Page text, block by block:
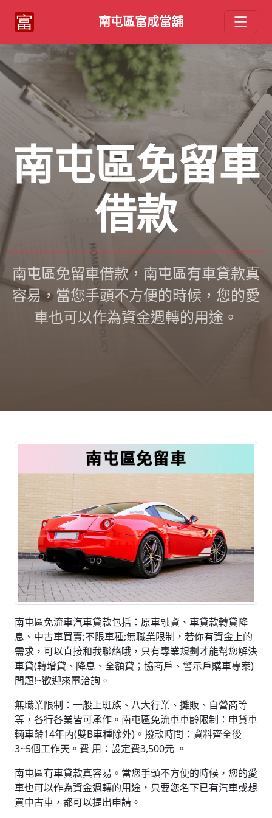
南屯區富成當舖
南屯區免留車
借款
南屯區免留車借款，南屯區有車貸款真
容易，當您手頭不方便的時候，您的愛
車也可以作為資金週轉的用途。
南屯區免流車汽車貸款包括：原車融資、車貸款轉貸降
息、中古車買賣;不限車種;無職業限制，若你有資金上的
需求，可以直接和我聯絡哦，只有專業規劃才能幫您解決
車貸(轉增貸、降息、全額貸；協商戶、警示戶購車專案)
問題!~歡迎來電洽詢。
無職業限制：一般上班族、八大行業、攤販、自營商等
等，各行各業皆可承作。南屯區免流車車齡限制：申貸車
輛車齡14年內(雙B車種除外)。撥款時間：資料齊全後
3~5個工作天。費 用：設定費3,500元 。
南屯區有車貸款真容易。當您手頭不方便的時候，您的愛
車也可以作為資金週轉的用途，只要您名下已有汽車或想
買中古車，都可以提出申請。